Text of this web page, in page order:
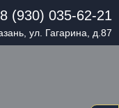
8 (930) 035-62-21
ул. Гагарина, д.87